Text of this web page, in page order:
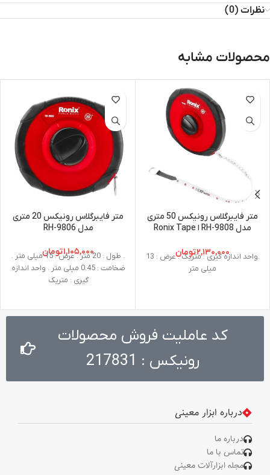
نظرات (0)
محصولات مشابه
متر فایبرگلاس رونیکس 50 متری
مدل RH-9808 ا Ronix Tape
۲,۱۳۰,۰۰۰تومان
.واحد اندازه گیری : متریک . عرض : 13
میلی متر
متر فایبرگلاس رونیکس 20 متری
مدل RH-9806
۱,۱۰۵,۰۰۰تومان. طول : 20 متر . عرض : 15 میلی متر .
ضخامت : 0.45 میلی متر . واحد اندازه
گیری : متریک
کد عاملیت فروش محصولات
رونیکس : 217831
درباره ابزار معینی
درباره ما
تماس با ما
مجله ابزارآلات معینی